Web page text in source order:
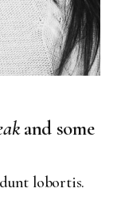
and some
lobortis.